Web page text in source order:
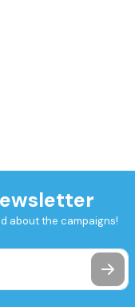
about the campaigns!